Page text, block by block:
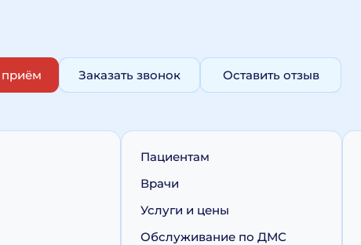
приём Заказать звонок Оставить отзыв
Пациентам
Врачи
Услуги и цены
Обслуживание по ДМС